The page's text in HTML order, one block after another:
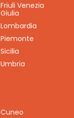
Friuli Venezia
Giulia
Lombardia
Piemonte
Sicilia
Umbria
Cuneo